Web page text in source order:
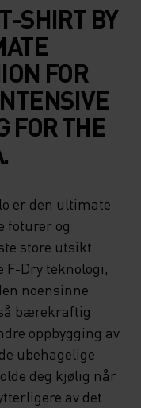
SHIRT BY
FOR
FOR THE
er den ultimate
foturer og
store utsikt.
F-Dry teknologi,
noensinne
bærekraftig
oppbygging av
ubehagelige
deg kjølig når
av det